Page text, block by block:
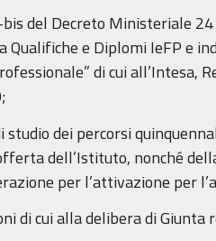
del Decreto Ministeriale
Qualifiche e Diplomi IeFP e
di cui all’Intesa,
studio dei percorsi
dell’Istituto, nonché
per l’attivazione per
di cui alla delibera di